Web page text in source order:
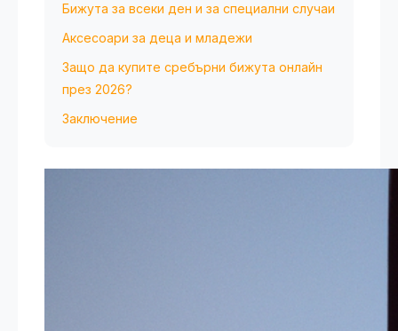
Бижута за всеки ден и за специални случаи
Аксесоари за деца и младежи
Защо да купите сребърни бижута онлайн
през 2026?
Заключение